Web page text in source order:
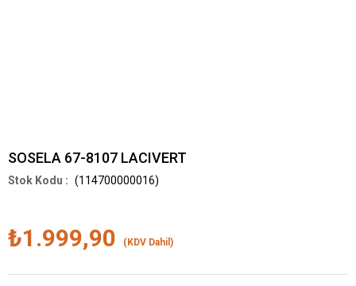
SOSELA 67-8107 LACIVERT
(114700000016)
₺1.999,90 (KDV Dahil)